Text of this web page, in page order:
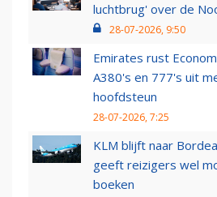
luchtbrug' over de
28-07-2026, 9:50
Emirates rust
A380's en 777's uit
hoofdsteun
28-07-2026, 7:25
KLM blijft naar
geeft reizigers wel
boeken